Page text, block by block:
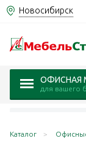
Новосибирск
ОФИСНАЯ
для вашего
Каталог